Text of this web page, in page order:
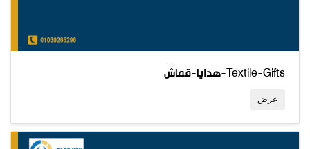
هدايا-قماش-Textile-Gifts
عرض